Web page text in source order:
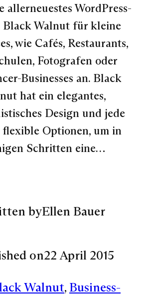
allerneuestes WordPress-
Black Walnut für kleine
wie Cafés, Restaurants,
Fotografen oder
Businesses an. Black
hat ein elegantes,
Design und jede
flexible Optionen, um in
Schritten eine…
byEllen Bauer
on22 April 2015
Walnut, Business-